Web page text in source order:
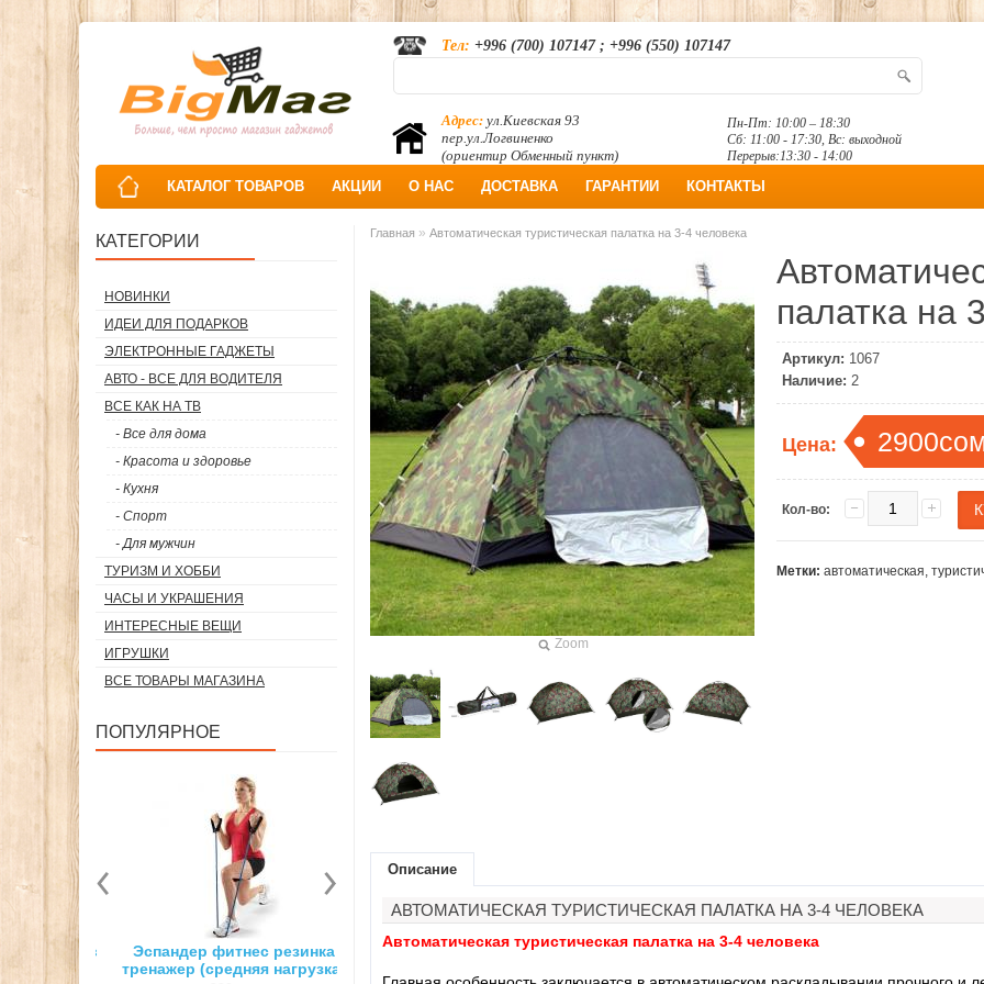
Адрес: ул.Киевская 93
пер.ул.Логвиненко
(ориентир Обменный пункт)
Тел: +996 (700) 107147 ; +996 (550) 107147
Пн-Пт: 10:00 – 18:30
Сб: 11:00 - 17:30, Вс: выходной
Перерыв:13:30 - 14:00
КАТАЛОГ ТОВАРОВ АКЦИИ О НАС ДОСТАВКА ГАРАНТИИ КОНТАКТЫ
КАТЕГОРИИ
НОВИНКИ
ИДЕИ ДЛЯ ПОДАРКОВ
ЭЛЕКТРОННЫЕ ГАДЖЕТЫ
АВТО - ВСЕ ДЛЯ ВОДИТЕЛЯ
ВСЕ КАК НА ТВ
- Все для дома
- Красота и здоровье
- Кухня
- Спорт
- Для мужчин
ТУРИЗМ И ХОББИ
ЧАСЫ И УКРАШЕНИЯ
ИНТЕРЕСНЫЕ ВЕЩИ
ИГРУШКИ
ВСЕ ТОВАРЫ МАГАЗИНА
ПОПУЛЯРНОЕ
Эспандер фитнес резинка
тренажер (средняя нагрузка)
Ледоступы, ледоходы для
Кольцевая LED лампа для
Главная » Автоматическая туристическая палатка на 3-4 человека
Zoom
палатка на
Артикул: 1067
Наличие: 2
Цена:
Кол-во:
Метки: автоматическая,
Описание
АВТОМАТИЧЕСКАЯ ТУРИСТИЧЕСКАЯ ПАЛАТКА НА 3-4 ЧЕЛОВЕКА
Автоматическая туристическая палатка на 3-4 человека